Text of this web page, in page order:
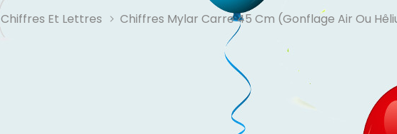
Chiffres Et Lettres
Chiffres Mylar Carre 45 Cm (Gonflage Air Ou